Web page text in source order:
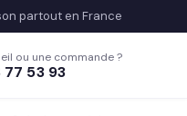
partout en France
ou une commande ?
53 93